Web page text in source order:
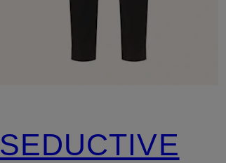
SEDUCTIVE